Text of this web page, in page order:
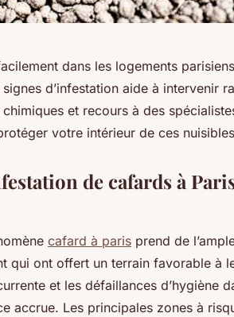
dans les logements
d’infestation aide à intervenir
et recours à des
votre intérieur de ces
de cafards à
cafard à paris prend de
qui ont offert un terrain favorable à
et les défaillances d’hygiène
accrue. Les principales zones à